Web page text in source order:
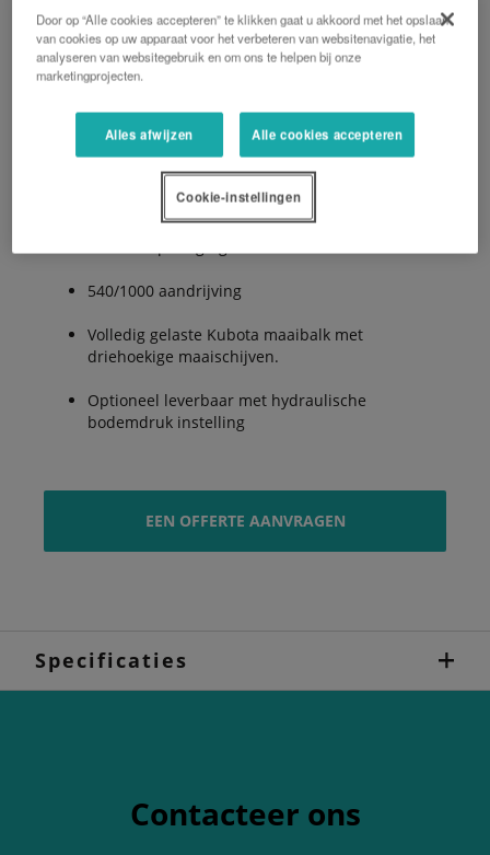
De Voordelen:
NonStop Obstakelbeveiliging
125° Transportpositie
540/1000 aandrijving
Volledig gelaste Kubota maaibalk met
driehoekige maaischijven.
Optioneel leverbaar met hydraulische
bodemdruk instelling
EEN OFFERTE AANVRAGEN
Specificaties
Contacteer ons
Door op “Alle cookies accepteren” te klikken gaat u akkoord met het opslaan
van cookies op uw apparaat voor het verbeteren van websitenavigatie, het
analyseren van websitegebruik en om ons te helpen bij onze
marketingprojecten.
Alles afwijzen Alle cookies accepteren
Cookie-instellingen